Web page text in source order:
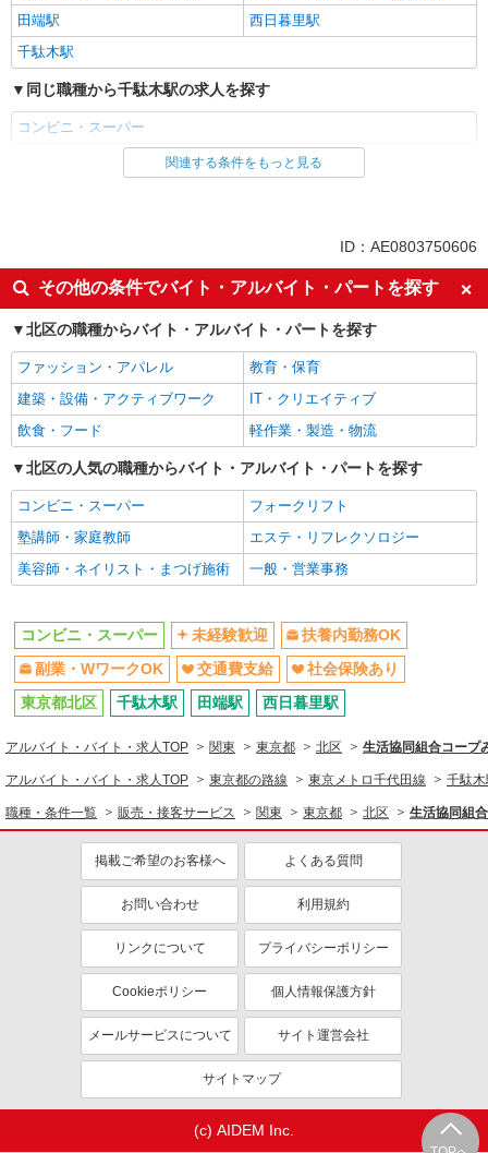
田端駅
西日暮里駅
千駄木駅
同じ職種から千駄木駅の求人を探す
コンビニ・スーパー
同じ雇用形態から千駄木駅の求人を探す
未経験歓迎
扶養内勤務OK
副業・WワークOK
交通費支給
社会保険あり
同じ職種から求人を探す
販売・接客サービス
コンビニ・スーパー
同じ特徴から求人を探す
未経験歓迎
扶養内勤務OK
副業・WワークOK
交通費支給
社会保険あり
関連する条件をもっと見る
ID：AE0803750606
その他の条件でバイト・アルバイト・パートを探す
北区の職種からバイト・アルバイト・パートを探す
ファッション・アパレル
教育・保育
建築・設備・アクティブワーク
IT・クリエイティブ
飲食・フード
軽作業・製造・物流
北区の人気の職種からバイト・アルバイト・パートを探す
コンビニ・スーパー
フォークリフト
塾講師・家庭教師
エステ・リフレクソロジー
美容師・ネイリスト・まつげ施術
一般・営業事務
コンビニ・スーパー 未経験歓迎
扶養内勤務OK
副業・WワークOK
交通費支給
社会保険あり
東京都北区
千駄木駅 田端駅 西日暮里駅
アルバイト・バイト・求人TOP 関東 東京都 北区 生活協同組合コー
アルバイト・バイト・求人TOP 東京都の路線 東京メトロ千代田線 千駄
職種・条件一覧 販売・接客サービス 関東 東京都 北区 生活協同組
掲載ご希望のお客様へ よくある質問
お問い合わせ 利用規約
リンクについて プライバシーポリシー
Cookieポリシー 個人情報保護方針
メールサービスについて サイト運営会社
サイトマップ
(c) AIDEM Inc.